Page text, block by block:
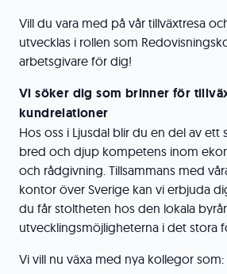
Vill du vara med på vår tillväxtresa
utvecklas i rollen som
arbetsgivare för dig!
Vi söker dig som brinner för
kundrelationer
Hos oss i Ljusdal blir du en del av ett
bred och djup kompetens inom
och rådgivning. Tillsammans med
kontor över Sverige kan vi erbjuda
du får stoltheten hos den lokala
utvecklingsmöjligheterna i det stora
Vi vill nu växa med nya kollegor som: